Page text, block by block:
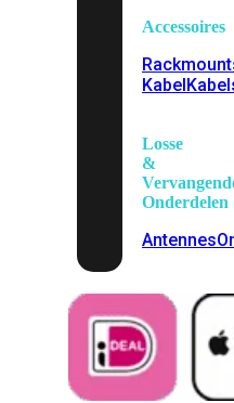
Accessoires
Kabel
Losse
&
Onderdelen
Antennes